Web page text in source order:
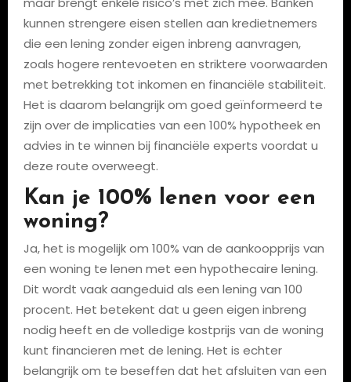
kunnen strengere eisen stellen aan kredietnemers
die een lening zonder eigen inbreng aanvragen,
zoals hogere rentevoeten en striktere voorwaarden
met betrekking tot inkomen en financiële stabiliteit.
Het is daarom belangrijk om goed geïnformeerd te
zijn over de implicaties van een 100% hypotheek en
advies in te winnen bij financiële experts voordat u
deze route overweegt.
Kan je 100% lenen voor een
woning?
Ja, het is mogelijk om 100% van de aankoopprijs van
een woning te lenen met een hypothecaire lening.
Dit wordt vaak aangeduid als een lening van 100
procent. Het betekent dat u geen eigen inbreng
nodig heeft en de volledige kostprijs van de woning
kunt financieren met de lening. Het is echter
belangrijk om te beseffen dat het afsluiten van een